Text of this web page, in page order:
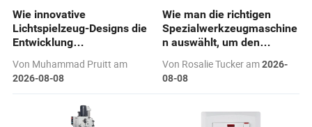
Wie innovative
Lichtspielzeug-Designs die
Entwicklung
Sicherheitsbedürfnisse
von Kindern erfüllen
Von Muhammad Pruitt am
2026-08-08
Wie man die richtigen
Spezialwerkzeugmaschine
n auswählt, um den
decken
Von Rosalie Tucker am2026-
08-08